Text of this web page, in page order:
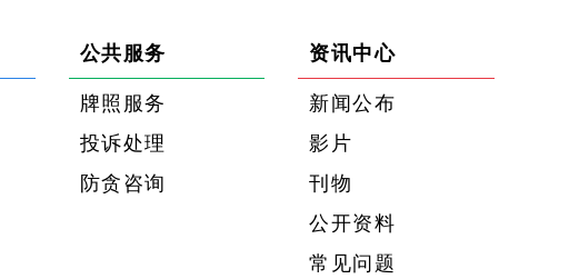
公共服务
牌照服务
投诉处理
防贪咨询
资讯中心
新闻公布
影片
刊物
公开资料
常见问题